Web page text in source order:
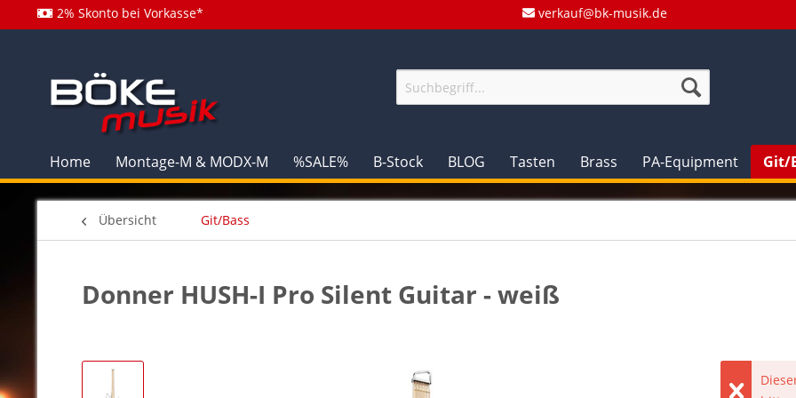
2% Skonto bei Vorkasse* verkauf@bk-musik.de
Home Montage-M & MODX-M %SALE% B-Stock BLOG Tasten Brass PA-Equipment Git/
Übersicht Git/Bass
Donner HUSH-I Pro Silent Guitar - weiß